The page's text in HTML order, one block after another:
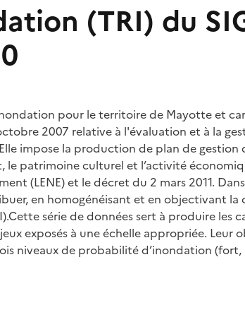
(TRI) du
pour le territoire de Mayotte et
2007 relative à l'évaluation et à la
impose la production de plan de gestion
patrimoine culturel et l’activité
(LENE) et le décret du 2 mars 2011.
en homogénéisant et en objectivant
série de données sert à produire
exposés à une échelle appropriée.
niveaux de probabilité d’inondation (fort,